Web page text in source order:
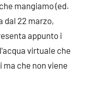
mangiamo (ed.
dal 22 marzo,
appunto i
virtuale che
che non viene